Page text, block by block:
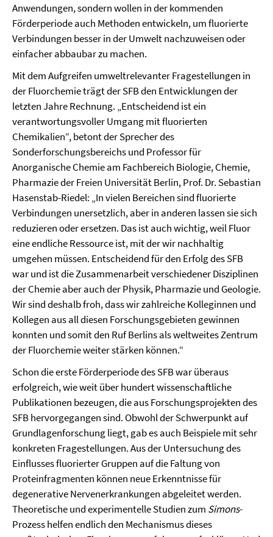
Anwendungen, sondern wollen in der kommenden
Förderperiode auch Methoden entwickeln, um fluorierte
Verbindungen besser in der Umwelt nachzuweisen oder
einfacher abbaubar zu machen.
Mit dem Aufgreifen umweltrelevanter Fragestellungen in
der Fluorchemie trägt der SFB den Entwicklungen der
letzten Jahre Rechnung. „Entscheidend ist ein
verantwortungsvoller Umgang mit fluorierten
Chemikalien“, betont der Sprecher des
Sonderforschungsbereichs und Professor für
Anorganische Chemie am Fachbereich Biologie, Chemie,
Pharmazie der Freien Universität Berlin, Prof. Dr. Sebastian
Hasenstab-Riedel: „In vielen Bereichen sind fluorierte
Verbindungen unersetzlich, aber in anderen lassen sie sich
reduzieren oder ersetzen. Das ist auch wichtig, weil Fluor
eine endliche Ressource ist, mit der wir nachhaltig
umgehen müssen. Entscheidend für den Erfolg des SFB
war und ist die Zusammenarbeit verschiedener Disziplinen
der Chemie aber auch der Physik, Pharmazie und Geologie.
Wir sind deshalb froh, dass wir zahlreiche Kolleginnen und
Kollegen aus all diesen Forschungsgebieten gewinnen
konnten und somit den Ruf Berlins als weltweites Zentrum
der Fluorchemie weiter stärken können.“
Schon die erste Förderperiode des SFB war überaus
erfolgreich, wie weit über hundert wissenschaftliche
Publikationen bezeugen, die aus Forschungsprojekten des
SFB hervorgegangen sind. Obwohl der Schwerpunkt auf
Grundlagenforschung liegt, gab es auch Beispiele mit sehr
konkreten Fragestellungen. Aus der Untersuchung des
Einflusses fluorierter Gruppen auf die Faltung von
Proteinfragmenten können neue Erkenntnisse für
degenerative Nervenerkrankungen abgeleitet werden.
Theoretische und experimentelle Studien zum Simons-
Prozess helfen endlich den Mechanismus dieses